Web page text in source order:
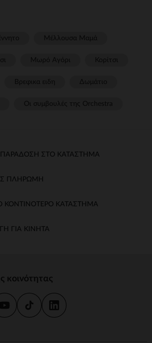
ΣΤΟ ΚΑΤΆΣΤΗΜΑ
ΠΛΗΡΩΜΉ
ΚΟΝΤΙΝΌΤΕΡΟ ΚΑΤΆΣΤΗΜΑ
ΓΙΑ ΚΙΝΗΤΆ
κοινότητας